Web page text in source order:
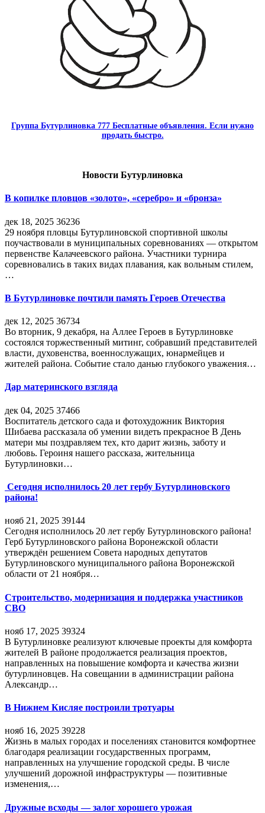
Группа Бутурлиновка 777 Бесплатные объявления. Если нужно
продать быстро.
Новости Бутурлиновка
В копилке пловцов «золото», «серебро» и «бронза»
дек 18, 2025 36236
29 ноября пловцы Бутурлиновской спортивной школы
поучаствовали в муниципальных соревнованиях — открытом
первенстве Калачеевского района. Участники турнира
соревновались в таких видах плавания, как вольным стилем,
…
В Бутурлиновке почтили память Героев Отечества
дек 12, 2025 36734
Во вторник, 9 декабря, на Аллее Героев в Бутурлиновке
состоялся торжественный митинг, собравший представителей
власти, духовенства, военнослужащих, юнармейцев и
жителей района. Событие стало данью глубокого уважения…
Дар материнского взгляда
дек 04, 2025 37466
Воспитатель детского сада и фотохудожник Виктория
Шибаева рассказала об умении видеть прекрасное В День
матери мы поздравляем тех, кто дарит жизнь, заботу и
любовь. Героиня нашего рассказа, жительница
Бутурлиновки…
Сегодня исполнилось 20 лет гербу Бутурлиновского
района!
нояб 21, 2025 39144
Сегодня исполнилось 20 лет гербу Бутурлиновского района!
Герб Бутурлиновского района Воронежской области
утверждён решением Совета народных депутатов
Бутурлиновского муниципального района Воронежской
области от 21 ноября…
Строительство, модернизация и поддержка участников
СВО
нояб 17, 2025 39324
В Бутурлиновке реализуют ключевые проекты для комфорта
жителей В районе продолжается реализация проектов,
направленных на повышение комфорта и качества жизни
бутурлиновцев. На совещании в администрации района
Александр…
В Нижнем Кисляе построили тротуары
нояб 16, 2025 39228
Жизнь в малых городах и поселениях становится комфортнее
благодаря реализации государственных программ,
направленных на улучшение городской среды. В числе
улучшений дорожной инфраструктуры — позитивные
изменения,…
Дружные всходы — залог хорошего урожая